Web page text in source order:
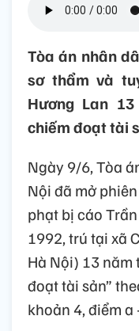
Tòa án nhân
sơ thẩm và
Hương Lan
chiếm đoạt tài
Ngày 9/6, Tòa
Nội đã mở
phạt bị cáo
1992, trú tại xã
Hà Nội) 13 năm
đoạt tài sản”
khoản 4, điểm a